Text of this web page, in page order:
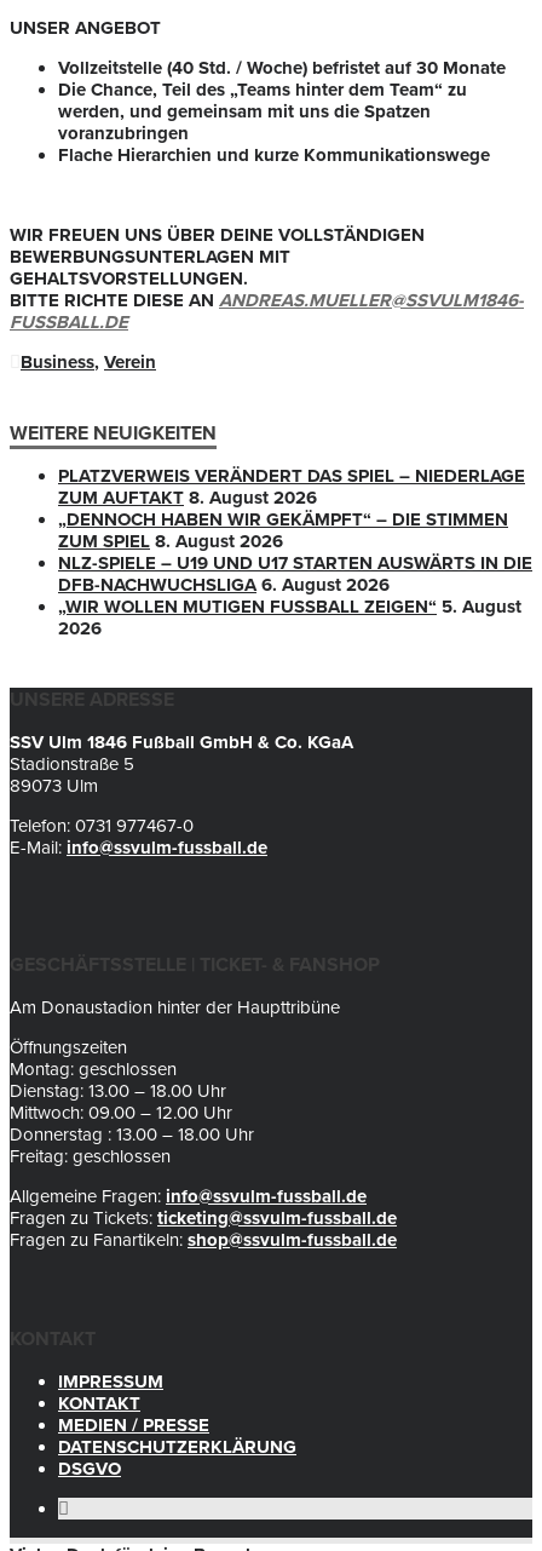
UNSER ANGEBOT
Vollzeitstelle (40 Std. / Woche) befristet auf 30 Monate
Die Chance, Teil des „Teams hinter dem Team“ zu
werden, und gemeinsam mit uns die Spatzen
voranzubringen
Flache Hierarchien und kurze Kommunikationswege
WIR FREUEN UNS ÜBER DEINE VOLLSTÄNDIGEN
BEWERBUNGSUNTERLAGEN MIT
GEHALTSVORSTELLUNGEN.
BITTE RICHTE DIESE AN ANDREAS.MUELLER@SSVULM1846-
FUSSBALL.DE
Business, Verein
WEITERE NEUIGKEITEN
PLATZVERWEIS VERÄNDERT DAS SPIEL – NIEDERLAGE
ZUM AUFTAKT 8. August 2026
„DENNOCH HABEN WIR GEKÄMPFT“ – DIE STIMMEN
ZUM SPIEL 8. August 2026
NLZ-SPIELE – U19 UND U17 STARTEN AUSWÄRTS IN DIE
DFB-NACHWUCHSLIGA 6. August 2026
„WIR WOLLEN MUTIGEN FUSSBALL ZEIGEN“
5. August
2026
UNSERE ADRESSE
SSV Ulm 1846 Fußball GmbH & Co. KGaA
Stadionstraße 5
89073 Ulm
Telefon: 0731 977467-0
E-Mail: info@ssvulm-fussball.de
GESCHÄFTSSTELLE | TICKET- & FANSHOP
Am Donaustadion hinter der Haupttribüne
Öffnungszeiten
Montag: geschlossen
Dienstag: 13.00 – 18.00 Uhr
Mittwoch: 09.00 – 12.00 Uhr
Donnerstag : 13.00 – 18.00 Uhr
Freitag: geschlossen
Allgemeine Fragen: info@ssvulm-fussball.de
Fragen zu Tickets: ticketing@ssvulm-fussball.de
Fragen zu Fanartikeln: shop@ssvulm-fussball.de
KONTAKT
IMPRESSUM
KONTAKT
MEDIEN / PRESSE
DATENSCHUTZERKLÄRUNG
DSGVO